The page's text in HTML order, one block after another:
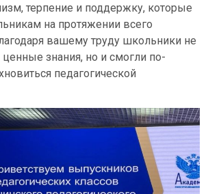
терпение и поддержку, которые
на протяжении всего
вашему труду школьники не
ценные знания, но и смогли по-
педагогической